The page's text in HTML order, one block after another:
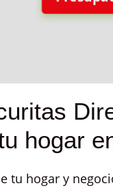
hogar
tu hogar y